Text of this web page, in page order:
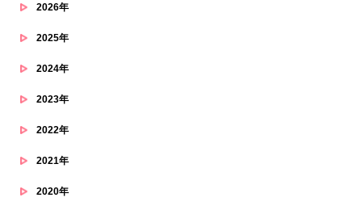
2026年
2025年
2024年
2023年
2022年
2021年
2020年